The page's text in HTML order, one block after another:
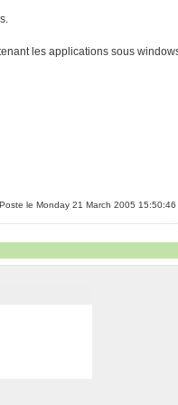
les applications sous
Poste le Monday 21 March 2005 15:50:46